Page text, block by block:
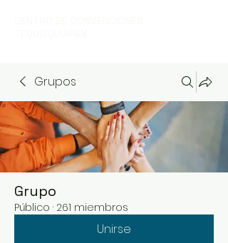
Grupos
Grupo
Público · 261 miembros
Unirse